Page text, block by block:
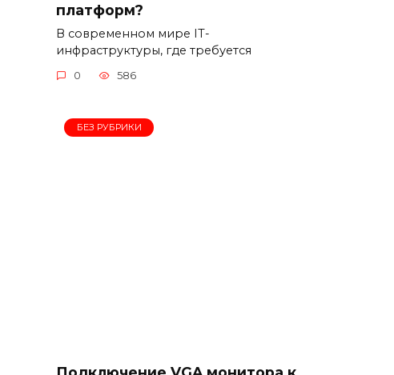
платформ?
В современном мире IT-
инфраструктуры, где требуется
0 586
БЕЗ РУБРИКИ